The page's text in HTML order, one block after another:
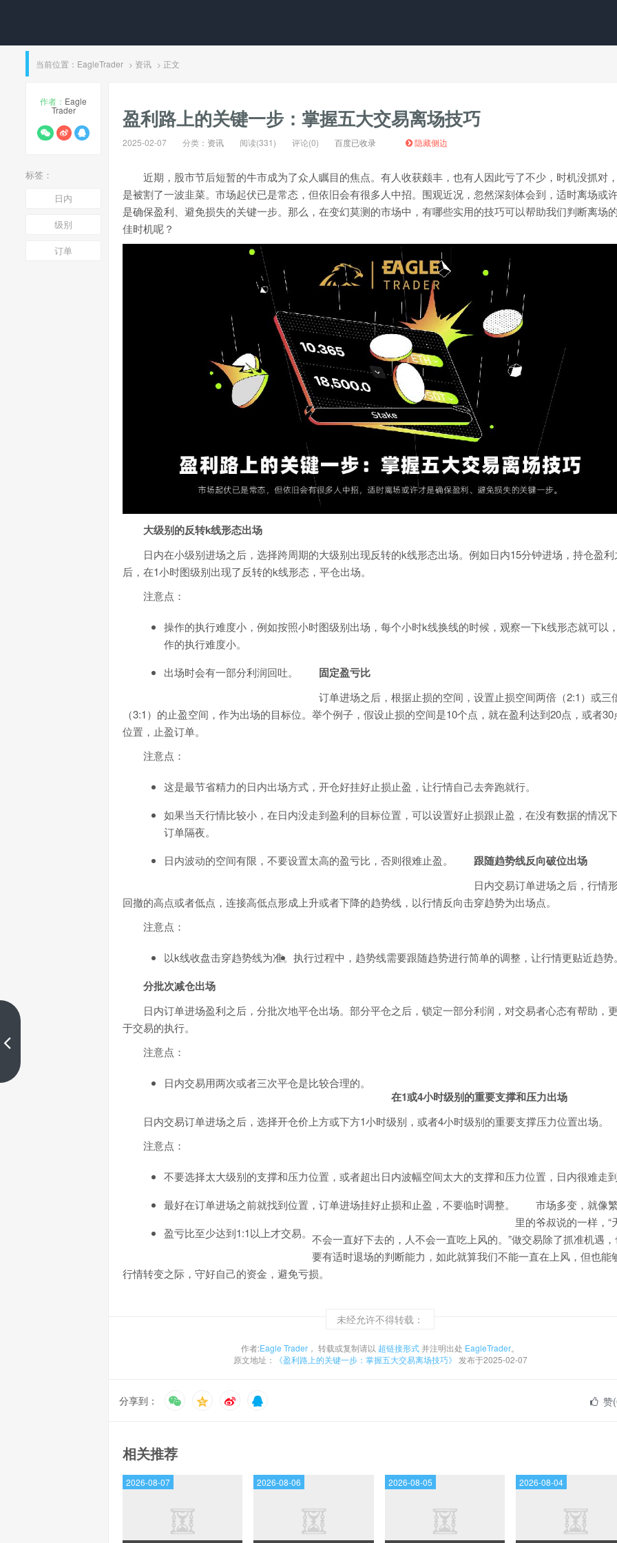
​做好风控管理，高胜率便是交易
上一篇
当前位置： EagleTrader > 资讯 > 正文
作者： Eagle
Trader
标签：
日内
级别
订单
​盈利路上的关键一步：掌握五大交易离场技巧
2025-02-07 分类： 资讯 阅读(331) 评论(0) 百度已收录 隐藏侧边
近期，股市节后短暂的牛市成为了众人瞩目的焦点。有人收获颇丰，也有人因此亏了不少，时机没抓对
是被割了一波韭菜。市场起伏已是常态，但依旧会有很多人中招。围观近况，忽然深刻体会到，适时离场或
是确保盈利、避免损失的关键一步。那么，在变幻莫测的市场中，有哪些实用的技巧可以帮助我们判断离场
佳时机呢？
大级别的反转k线形态出场
日内在小级别进场之后，选择跨周期的大级别出现反转的k线形态出场。例如日内15分钟进场，持仓盈利
后，在1小时图级别出现了反转的k线形态，平仓出场。
注意点：
操作的执行难度小，例如按照小时图级别出场，每个小时k线换线的时候，观察一下k线形态就可以
作的执行难度小。
出场时会有一部分利润回吐。
固定盈亏比
订单进场之后，根据止损的空间，设置止损空间两倍（2:1）或三
（3:1）的止盈空间，作为出场的目标位。举个例子，假设止损的空间是10个点，就在盈利达到20点，或者30
位置，止盈订单。
注意点：
这是最节省精力的日内出场方式，开仓好挂好止损止盈，让行情自己去奔跑就行。
如果当天行情比较小，在日内没走到盈利的目标位置，可以设置好止损跟止盈，在没有数据的情况
订单隔夜。
日内波动的空间有限，不要设置太高的盈亏比，否则很难止盈。
跟随趋势线反向破位出场
日内交易订单进场之后，行情
回撤的高点或者低点，连接高低点形成上升或者下降的趋势线，以行情反向击穿趋势为出场点。
注意点：
以k线收盘击穿趋势线为准。 执行过程中，趋势线需要跟随趋势进行简单的调整，让行情更贴近趋势。
分批次减仓出场
日内订单进场盈利之后，分批次地平仓出场。部分平仓之后，锁定一部分利润，对交易者心态有帮助，
于交易的执行。
注意点：
日内交易用两次或者三次平仓是比较合理的。
在1或4小时级别的重要支撑和压力出场
日内交易订单进场之后，选择开仓价上方或下方1小时级别，或者4小时级别的重要支撑压力位置出场。
注意点：
不要选择太大级别的支撑和压力位置，或者超出日内波幅空间太大的支撑和压力位置，日内很难走到
最好在订单进场之前就找到位置，订单进场挂好止损和止盈，不要临时调整。
盈亏比至少达到1:1以上才交易。
市场多变，就像
里的爷叔说的一样，“
不会一直好下去的，人不会一直吃上风的。”做交易除了抓准机遇
要有适时退场的判断能力，如此就算我们不能一直在上风，但也能
行情转变之际，守好自己的资金，避免亏损。
未经允许不得转载：
作者:Eagle Trader ， 转载或复制请以 超链接形式并注明出处 EagleTrader。
原文地址：
《​盈利路上的关键一步：掌握五大交易离场技巧》 发布于2025-02-07
分享到： 赞(
相关推荐
2026-08-07 2026-08-06 2026-08-05 2026-08-04